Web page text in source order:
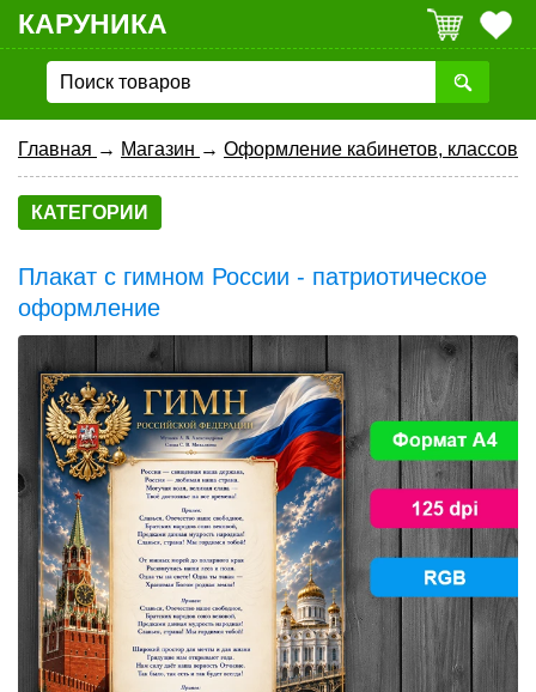
КАРУНИКА
Главная → Магазин → Оформление кабинетов, классов
КАТЕГОРИИ
Плакат с гимном России - патриотическое
оформление